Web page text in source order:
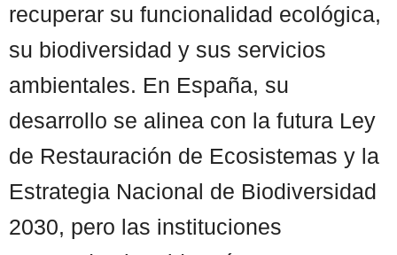
recuperar su funcionalidad ecológica,
su biodiversidad y sus servicios
ambientales. En España, su
desarrollo se alinea con la futura Ley
de Restauración de Ecosistemas y la
Estrategia Nacional de Biodiversidad
2030, pero las instituciones